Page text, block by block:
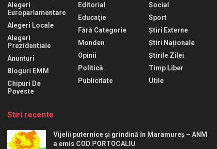
Alegeri
Europarlamentare
Alegeri Locale
Alegeri
Prezidentiale
Anunturi
Bloguri EMM
Chipuri De
Poveste
Editorial
Educaţie
Fără Categorie
Monden
Opinii
Politică
Publicitate
Social
Sport
Știri Externe
Știri Naționale
Știrile Zilei
Timp Liber
Utile
Stiri recente
Vijelii puternice și grindină în Maramureș – ANM
a emis COD PORTOCALIU